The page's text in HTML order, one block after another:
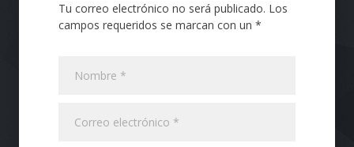
Tu correo electrónico no será publicado. Los
campos requeridos se marcan con un *